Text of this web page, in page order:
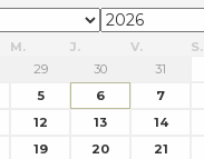
M. J. V. S.
29 30 31
5 6 7
12 13 14
19 20 21